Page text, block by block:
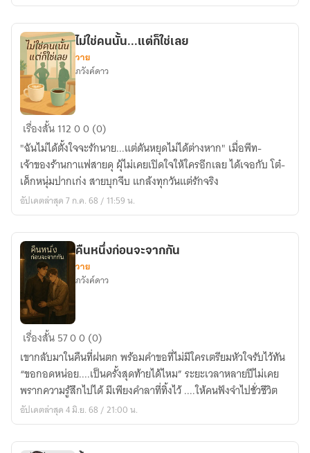
ไม่ใช่
คน
นั้น...แต่
ก็
ใช่
เลย
ไม่ใช่คนนั้น...แต่ก็ใช่เลย
วาย
ภวังค์ดาว
เรื่องสั้น11200 (0)
"ฉันไม่ได้ตั้งใจจะรักนาย...แต่ดันหยุดไม่ได้ต่างหาก" เมื่อพีท-
เจ้าของร้านกาแฟสายดุ ผุ้ไม่เคยเปิดใจให้ใครอีกเลย ได้เจอกับ โต๋-
เด็กหนุ่มปากเก่ง สายบุกจีบ แกล้งทุกวันแต่รักจริง
อัปเดตล่าสุด 7 ก.ค. 68 / 11:59 น.
คืน
ก่อน
จะ
จาก
กัน
คืนหนึ่งก่อนจะจากกัน
วาย
ภวังค์ดาว
เรื่องสั้น5700 (0)
เขากลับมาในคืนที่ฝนตก พร้อมคำขอที่ไม่มีใครเตรียมหัวใจรับไว้ทัน
“ขอกอดหน่อย....เป็นครั้งสุดท้ายได้ไหม” ระยะเวลาหลายปีไม่เคย
พรากความรู้สึกไปได้ มีเพียงคำลาที่ทิ้งไว้ ....ให้คนฟังจำไปชั่วชีวิต
อัปเดตล่าสุด 4 มิ.ย. 68 / 21:00 น.